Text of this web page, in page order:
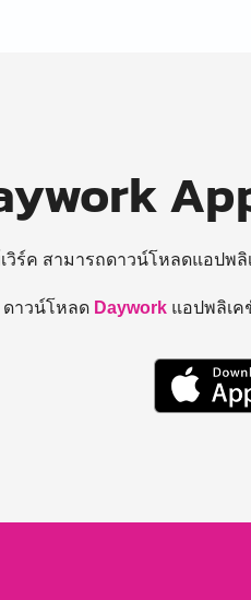
วิร์ค สามารถดาวน์โหลดแอปพ
ดาวน์โหลด Daywork แอปพลิเค